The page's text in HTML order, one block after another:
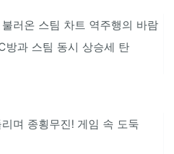
러온 스팀 차트 역주행의 바람
방과 스팀 동시 상승세 탄
며 종횡무진! 게임 속 도둑